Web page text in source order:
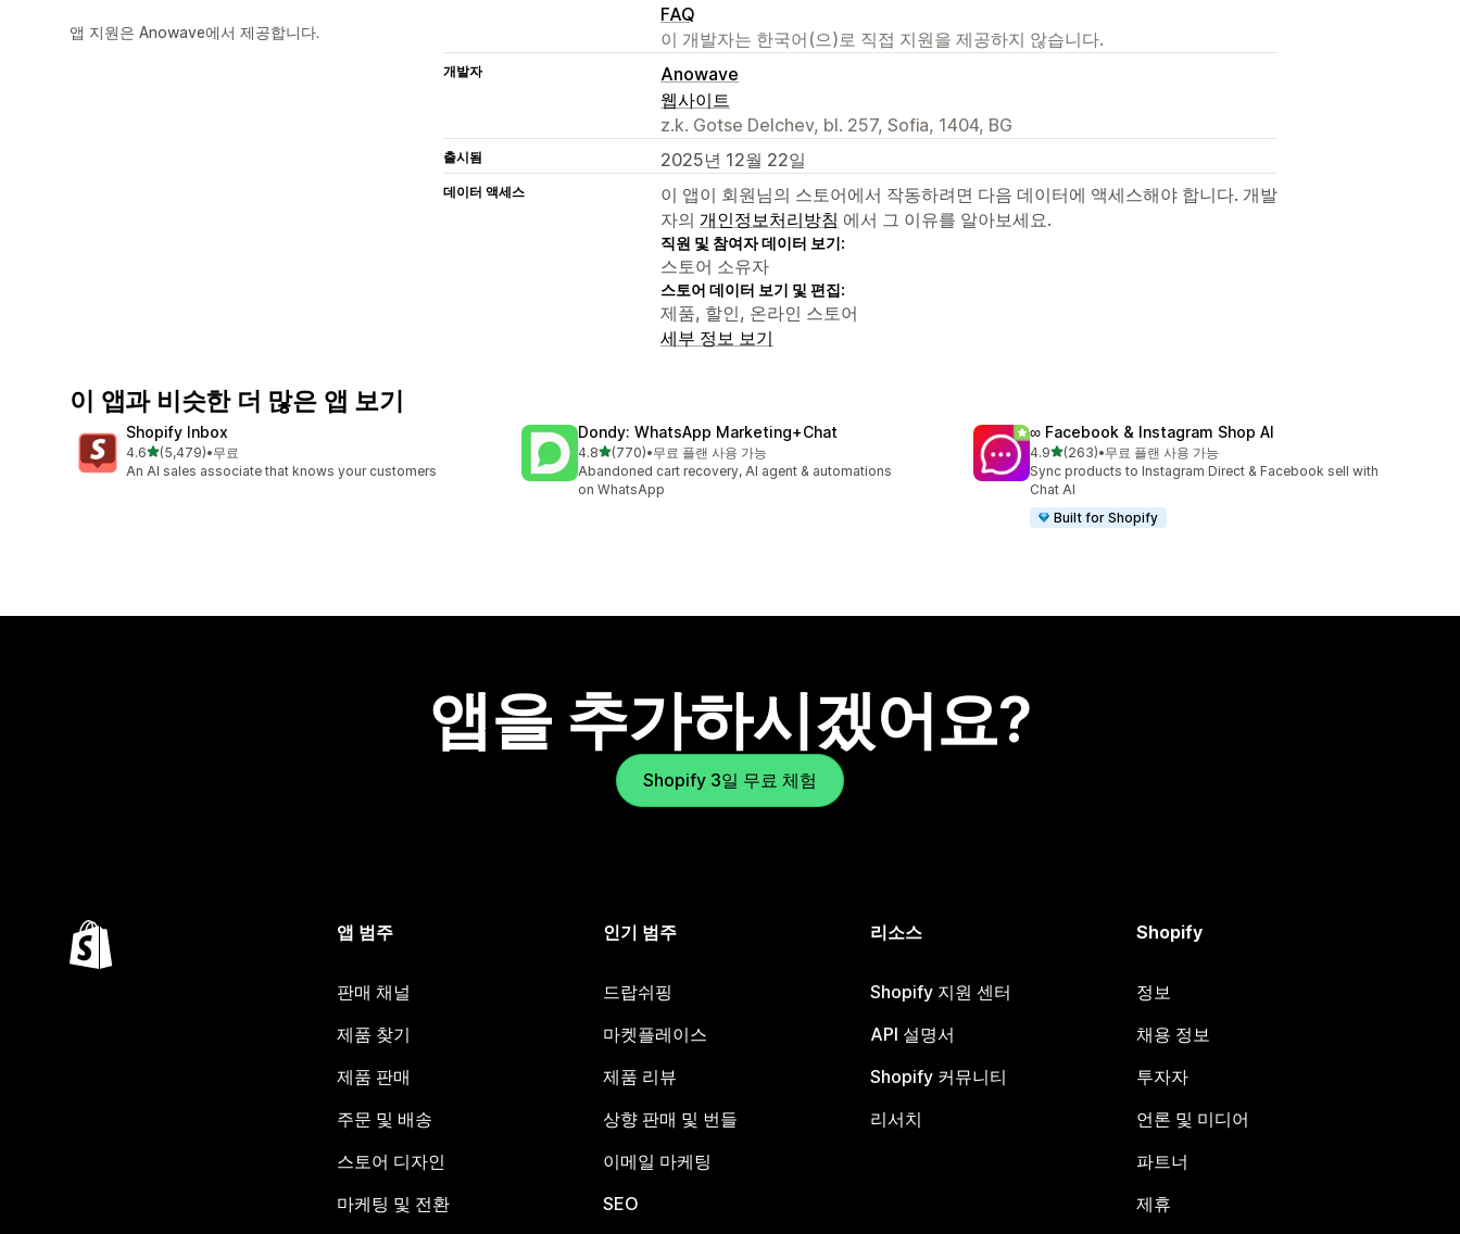
앱 지원은 Anowave에서 제공합니다.
FAQ
이 개발자는 한국어(으)로 직접 지원을 제공하지 않습니다.
개발자
Anowave
웹사이트
z.k. Gotse Delchev, bl. 257, Sofia, 1404, BG
출시됨 2025년 12월 22일
데이터 액세스
이 앱이 회원님의 스토어에서 작동하려면 다음 데이터에 액세스해야 합니다. 개발
자의 개인정보처리방침 에서 그 이유를 알아보세요.
직원 및 참여자 데이터 보기:
스토어 소유자
스토어 데이터 보기 및 편집:
제품, 할인, 온라인 스토어
세부 정보 보기
이 앱과 비슷한 더 많은 앱 보기
Shopify Inbox
4.6별 5개 중
(5,479)
총 리뷰 5479개
•무료
An AI sales associate that knows your customers
Dondy: WhatsApp Marketing+Chat
4.8별 5개 중
(770)
총 리뷰 770개
•무료 플랜 사용 가능
Abandoned cart recovery, AI agent & automations
on WhatsApp
∞ Facebook & Instagram Shop AI
4.9별 5개 중
(263)
총 리뷰 263개
•무료 플랜 사용 가능
Sync products to Instagram Direct & Facebook sell with
Chat AI
Built for Shopify
앱을 추가하시겠어요?
Shopify 3일 무료 체험
앱 범주
판매 채널
제품 찾기
제품 판매
주문 및 배송
스토어 디자인
마케팅 및 전환
인기 범주
드랍쉬핑
마켓플레이스
제품 리뷰
상향 판매 및 번들
이메일 마케팅
SEO
리소스
Shopify 지원 센터
API 설명서
Shopify 커뮤니티
리서치
Shopify
정보
채용 정보
투자자
언론 및 미디어
파트너
제휴